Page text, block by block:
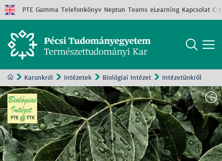
PTE Gamma Telefonkönyv Neptun Teams eLearning Kapcsolat
Karunkról Intézetek Biológiai Intézet Intézetünkről